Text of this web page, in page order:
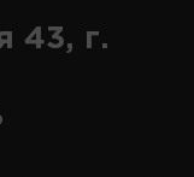
43, г.